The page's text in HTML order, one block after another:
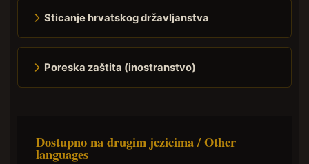
Sticanje hrvatskog državljanstva
Poreska zaštita (inostranstvo)
Dostupno na drugim jezicima / Other
languages